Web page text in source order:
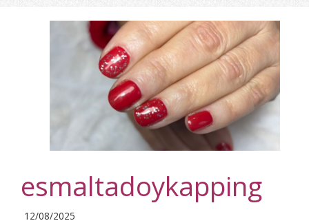
esmaltadoykapping
2025-
12/08/2025